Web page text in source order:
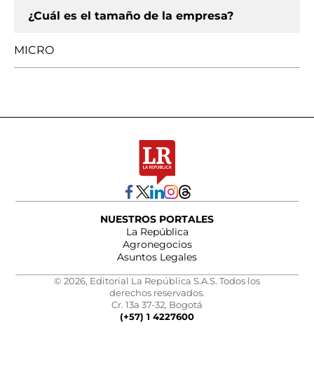
¿Cuál es el tamaño de la empresa?
MICRO
NUESTROS PORTALES
La República
Agronegocios
Asuntos Legales
© 2026, Editorial La República S.A.S. Todos los
derechos reservados.
Cr. 13a 37-32, Bogotá
(+57) 1 4227600